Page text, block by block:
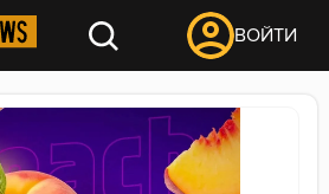
ВОЙТИ